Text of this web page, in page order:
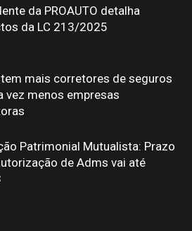
da PROAUTO detalha
da LC 213/2025
mais corretores de seguros
vez menos empresas
Patrimonial Mutualista: Prazo
de Adms vai até